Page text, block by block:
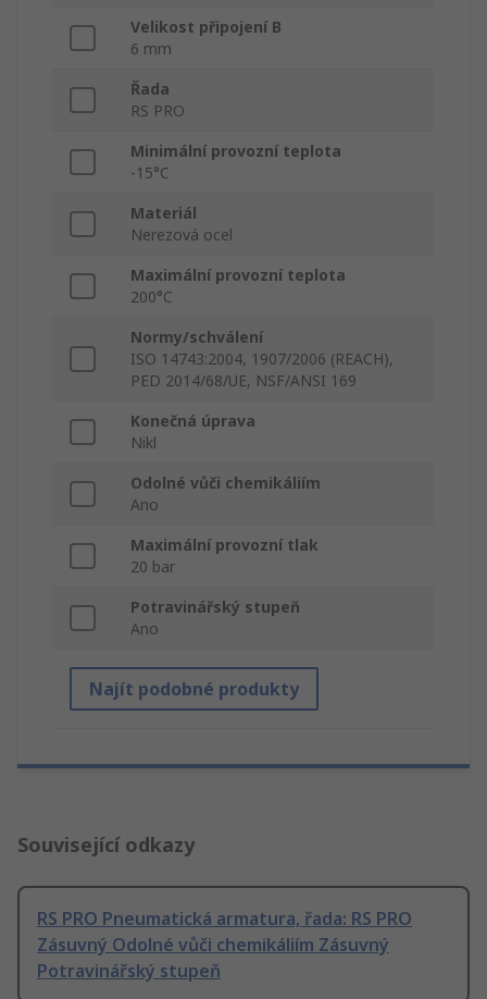
Velikost připojení B
6 mm
Řada
RS PRO
Minimální provozní teplota
-15°C
Materiál
Nerezová ocel
Maximální provozní teplota
200°C
Normy/schválení
ISO 14743:2004, 1907/2006 (REACH),
PED 2014/68/UE, NSF/ANSI 169
Konečná úprava
Nikl
Odolné vůči chemikáliím
Ano
Maximální provozní tlak
20 bar
Potravinářský stupeň
Ano
Najít podobné produkty
Související odkazy
RS PRO Pneumatická armatura, řada: RS PRO
Zásuvný Odolné vůči chemikáliím Zásuvný
Potravinářský stupeň